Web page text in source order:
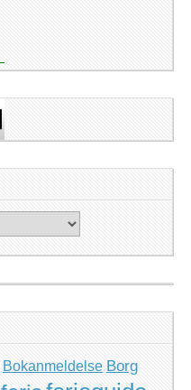
Bokanmeldelse Borg